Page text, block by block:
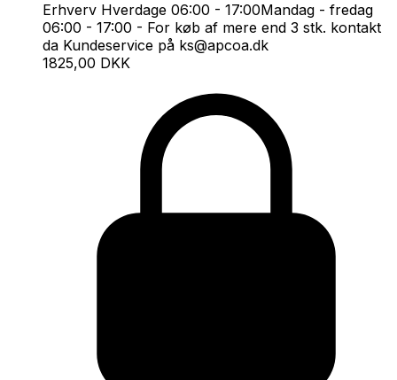
Erhverv Hverdage 06:00 - 17:00Mandag - fredag
06:00 - 17:00 - For køb af mere end 3 stk. kontakt
da Kundeservice på ks@apcoa.dk
1825,00 DKK